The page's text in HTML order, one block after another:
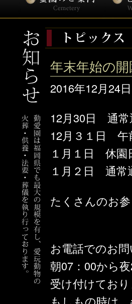
年末年始の
2016年12月24日
12月30日 通
12月３１日 午
１月１日 休園
１月２日 通常
たくさんのお
お電話でのお問
朝07：00から
受け付けており
もしもの時は